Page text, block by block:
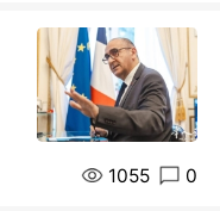
1055 0